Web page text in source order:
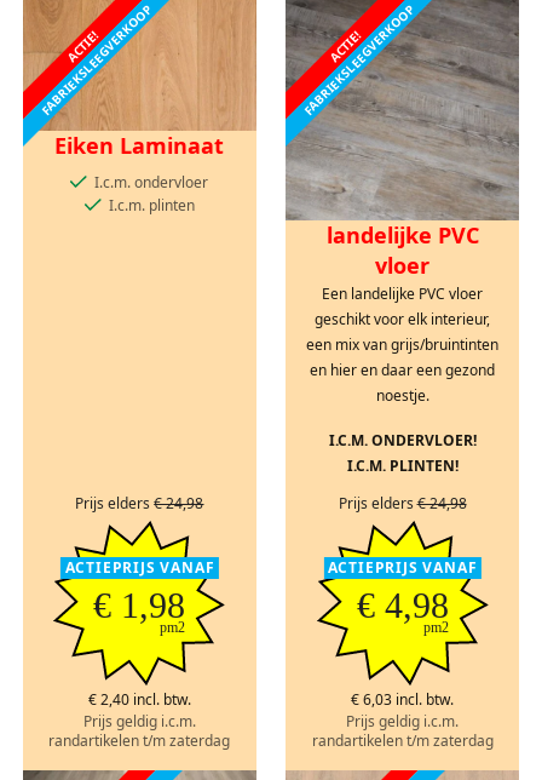
ACTIE!
FABRIEKSLEEGVERKOOP
Eiken Laminaat
I.c.m. ondervloer
I.c.m. plinten
Prijs elders€ 24,98
ACTIEPRIJS VANAF
€ 1,98
pm2
€ 2,40 incl. btw.
Prijs geldig i.c.m.
randartikelen t/m zaterdag
ACTIE!
FABRIEKSLEEGVERKOOP
landelijke PVC
vloer
Een landelijke PVC vloer
geschikt voor elk interieur,
een mix van grijs/bruintinten
en hier en daar een gezond
noestje.
I.C.M. ONDERVLOER!
I.C.M. PLINTEN!
Prijs elders€ 24,98
ACTIEPRIJS VANAF
€ 4,98
pm2
€ 6,03 incl. btw.
Prijs geldig i.c.m.
randartikelen t/m zaterdag